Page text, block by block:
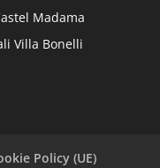
Madama
Villa Bonelli
Policy (UE)